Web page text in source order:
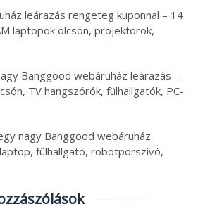
leárazás rengeteg kuponnal – 14
laptopok olcsón, projektorok,
Banggood webáruház leárazás –
TV hangszórók, fülhallgatók, PC-
nagy Banggood webáruház
fülhallgató, robotporszívó,